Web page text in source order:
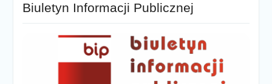
Biuletyn Informacji Publicznej